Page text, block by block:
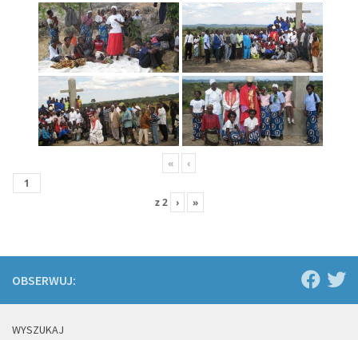
« ‹
z2 › »
OBSERWUJ:
WYSZUKAJ